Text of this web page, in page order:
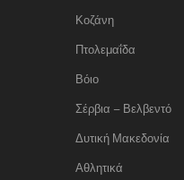
Κοζάνη
Πτολεμαΐδα
Βόιο
Σέρβια – Βελβεντό
Δυτική Μακεδονία
Αθλητικά